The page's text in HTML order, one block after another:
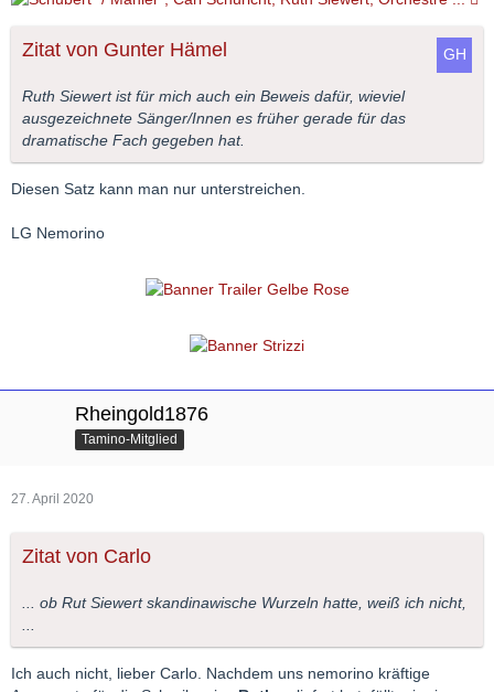
Zitat von Gunter Hämel
Ruth Siewert ist für mich auch ein Beweis dafür, wieviel
ausgezeichnete Sänger/Innen es früher gerade für das
dramatische Fach gegeben hat.
Diesen Satz kann man nur unterstreichen.
LG Nemorino
Rheingold1876
Tamino-Mitglied
27. April 2020
Zitat von Carlo
... ob Rut Siewert skandinawische Wurzeln hatte, weiß ich nicht,
...
Ich auch nicht, lieber Carlo. Nachdem uns nemorino kräftige